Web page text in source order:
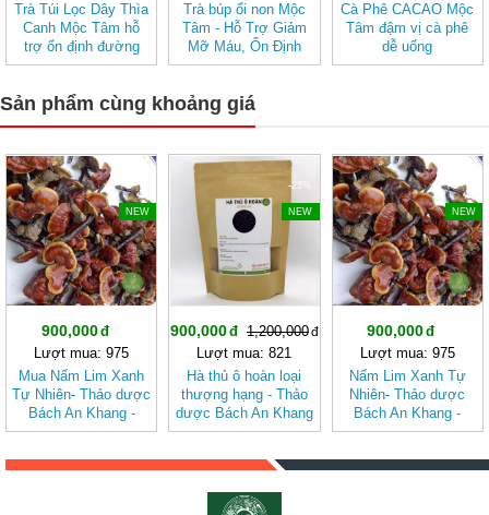
Trà Túi Lọc Dây Thìa
Canh Mộc Tâm hỗ
trợ ổn định đường
huyết
Trà búp ổi non Mộc
Tâm - Hỗ Trợ Giảm
Mỡ Máu, Ổn Định
Đường Huyết, Mát
Mạch- Hệ Tiêu Hóa
Cà Phê CACAO Mộc
Tâm đậm vị cà phê
dễ uống
Sản phẩm cùng khoảng giá
NEW
900,000
Lượt mua: 975
Mua Nấm Lim Xanh
Tự Nhiên- Thảo dược
Bách An Khang -
JD064
-25%
NEW
900,000
1,200,000
Lượt mua: 821
Hà thủ ô hoàn loại
thượng hạng - Thảo
dược Bách An Khang
JD220 hathuohoan
NEW
900,000
Lượt mua: 975
Nấm Lim Xanh Tự
Nhiên- Thảo dược
Bách An Khang -
JD064